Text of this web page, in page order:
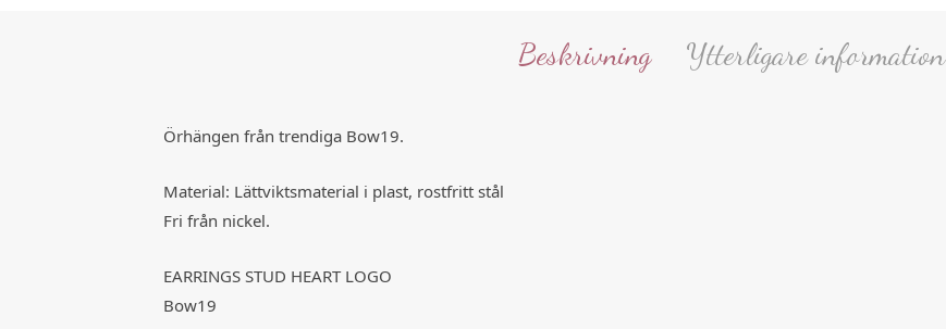
Beskrivning Ytterligare information
Örhängen från trendiga Bow19.
Material: Lättviktsmaterial i plast, rostfritt stål
Fri från nickel.
EARRINGS STUD HEART LOGO
Bow19